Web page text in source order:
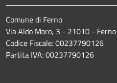
Comune di Ferno
Via Aldo Moro, 3 - 21010 - Ferno
Codice Fiscale: 00237790126
Partita IVA: 00237790126